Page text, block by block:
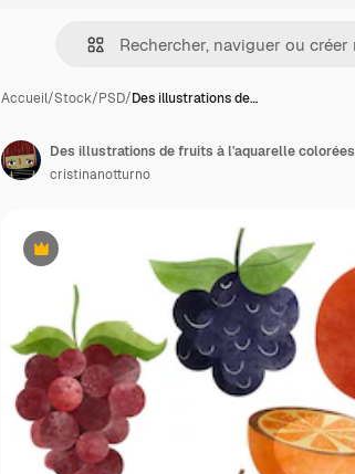
Accueil/Stock/PSD/Des illustrations de…
Premium
Des illustrations de fruits à l'aquarelle colorées
cristinanotturno